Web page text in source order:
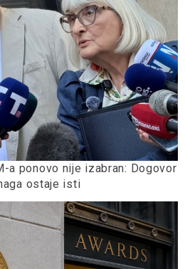
a ponovo nije izabran: Dogovor
ostaje isti